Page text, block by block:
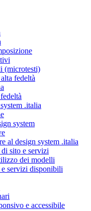
(microtesti)
fedeltà
.italia
system
al design system .italia
sito e servizi
dei modelli
servizi disponibili
e accessibile